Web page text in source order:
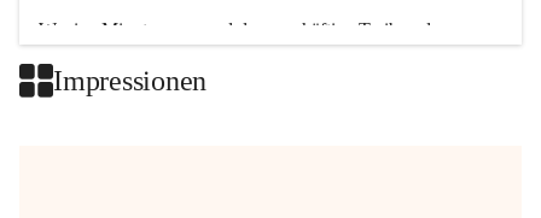
Wenige Minuten nur, und das geschäftige Treiben der
Impressionen